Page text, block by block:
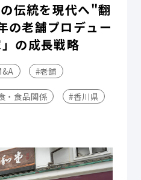
伝統を現代へ"翻
の老舗プロデュー
の成長戦略
#老舗
・食品関係 #香川県